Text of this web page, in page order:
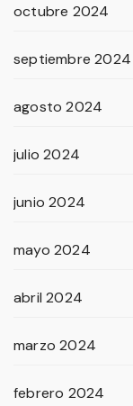
octubre 2024
septiembre 2024
agosto 2024
julio 2024
junio 2024
mayo 2024
abril 2024
marzo 2024
febrero 2024